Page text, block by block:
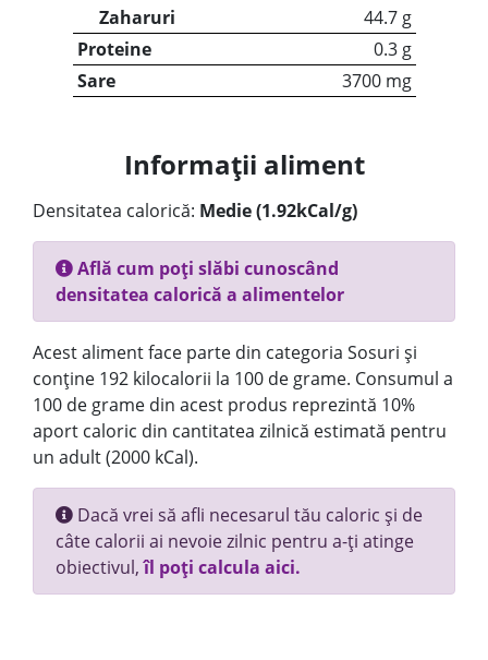
Zaharuri
44.7 g
Proteine
0.3 g
Sare
3700 mg
Informații aliment
Densitatea calorică: Medie (1.92kCal/g)
Află cum poți slăbi cunoscând
densitatea calorică a alimentelor
Acest aliment face parte din categoria Sosuri și
conține 192 kilocalorii la 100 de grame. Consumul a
100 de grame din acest produs reprezintă 10%
aport caloric din cantitatea zilnică estimată pentru
un adult (2000 kCal).
Dacă vrei să afli necesarul tău caloric și de
câte calorii ai nevoie zilnic pentru a-ți atinge
obiectivul,îl poți calcula aici.